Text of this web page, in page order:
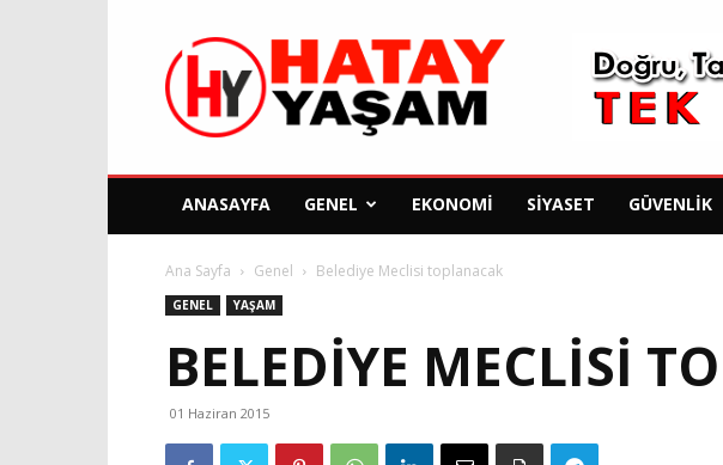
Hatay
Yaşam
Gazetesi
ANASAYFA GENEL EKONOMI SIYASET GÜVENLIK
Ana Sayfa Genel Belediye Meclisi toplanacak
GENEL YAŞAM
BELEDIYE MECLISI
01 Haziran 2015